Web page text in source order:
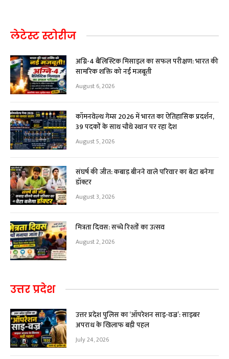
लेटेस्ट स्टोरीज
अग्नि-4 बैलिस्टिक मिसाइल का सफल परीक्षण: भारत की
सामरिक शक्ति को नई मजबूती
August 6, 2026
कॉमनवेल्थ गेम्स 2026 में भारत का ऐतिहासिक प्रदर्शन,
39 पदकों के साथ चौथे स्थान पर रहा देश
August 5, 2026
संघर्ष की जीत: कबाड़ बीनने वाले परिवार का बेटा बनेगा
डॉक्टर
August 3, 2026
मित्रता दिवस: सच्चे रिश्तों का उत्सव
August 2, 2026
उत्तर प्रदेश
उत्तर प्रदेश पुलिस का ‘ऑपरेशन साइ-वज्र’: साइबर
अपराध के खिलाफ बड़ी पहल
July 24, 2026